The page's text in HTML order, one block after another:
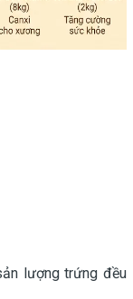
lượng trứng đều